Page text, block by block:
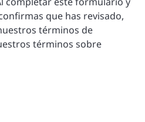
que has revisado,
términos de
términos sobre